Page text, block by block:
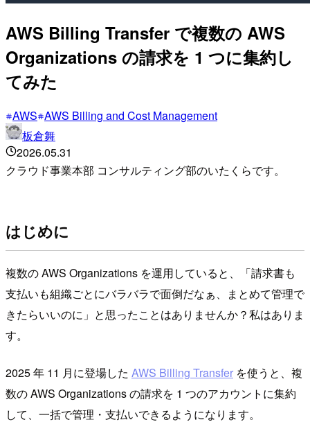
AWS Billing Transfer で複数の AWS
Organizations の請求を 1 つに集約し
てみた
AWS AWS Billing and Cost Management
板倉舞
2026.05.31
クラウド事業本部 コンサルティング部のいたくらです。
はじめに
複数の AWS Organizations を運用していると、「請求書も
支払いも組織ごとにバラバラで面倒だなぁ、まとめて管理で
きたらいいのに」と思ったことはありませんか？私はありま
す。
2025 年 11 月に登場した AWS Billing Transfer を使うと、複
数の AWS Organizations の請求を 1 つのアカウントに集約
して、一括で管理・支払いできるようになります。